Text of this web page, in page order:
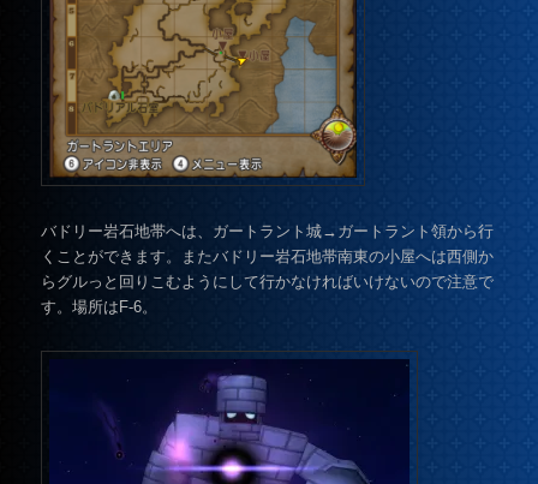
バドリー岩石地帯へは、ガートラント城→ガートラント領から行
くことができます。またバドリー岩石地帯南東の小屋へは西側か
らグルっと回りこむようにして行かなければいけないので注意で
す。場所はF-6。